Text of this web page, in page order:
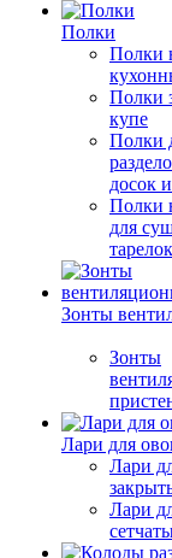
Полки
Полки
Полки
купе
Полки
досок
Полки
для
тарелок
Зонты
Зонты
Лари для
Лари
Лари